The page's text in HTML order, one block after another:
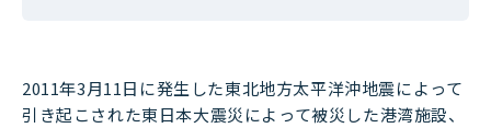
2011年3月11日に発生した東北地方太平洋沖地震によって
引き起こされた東日本大震災によって被災した港湾施設、